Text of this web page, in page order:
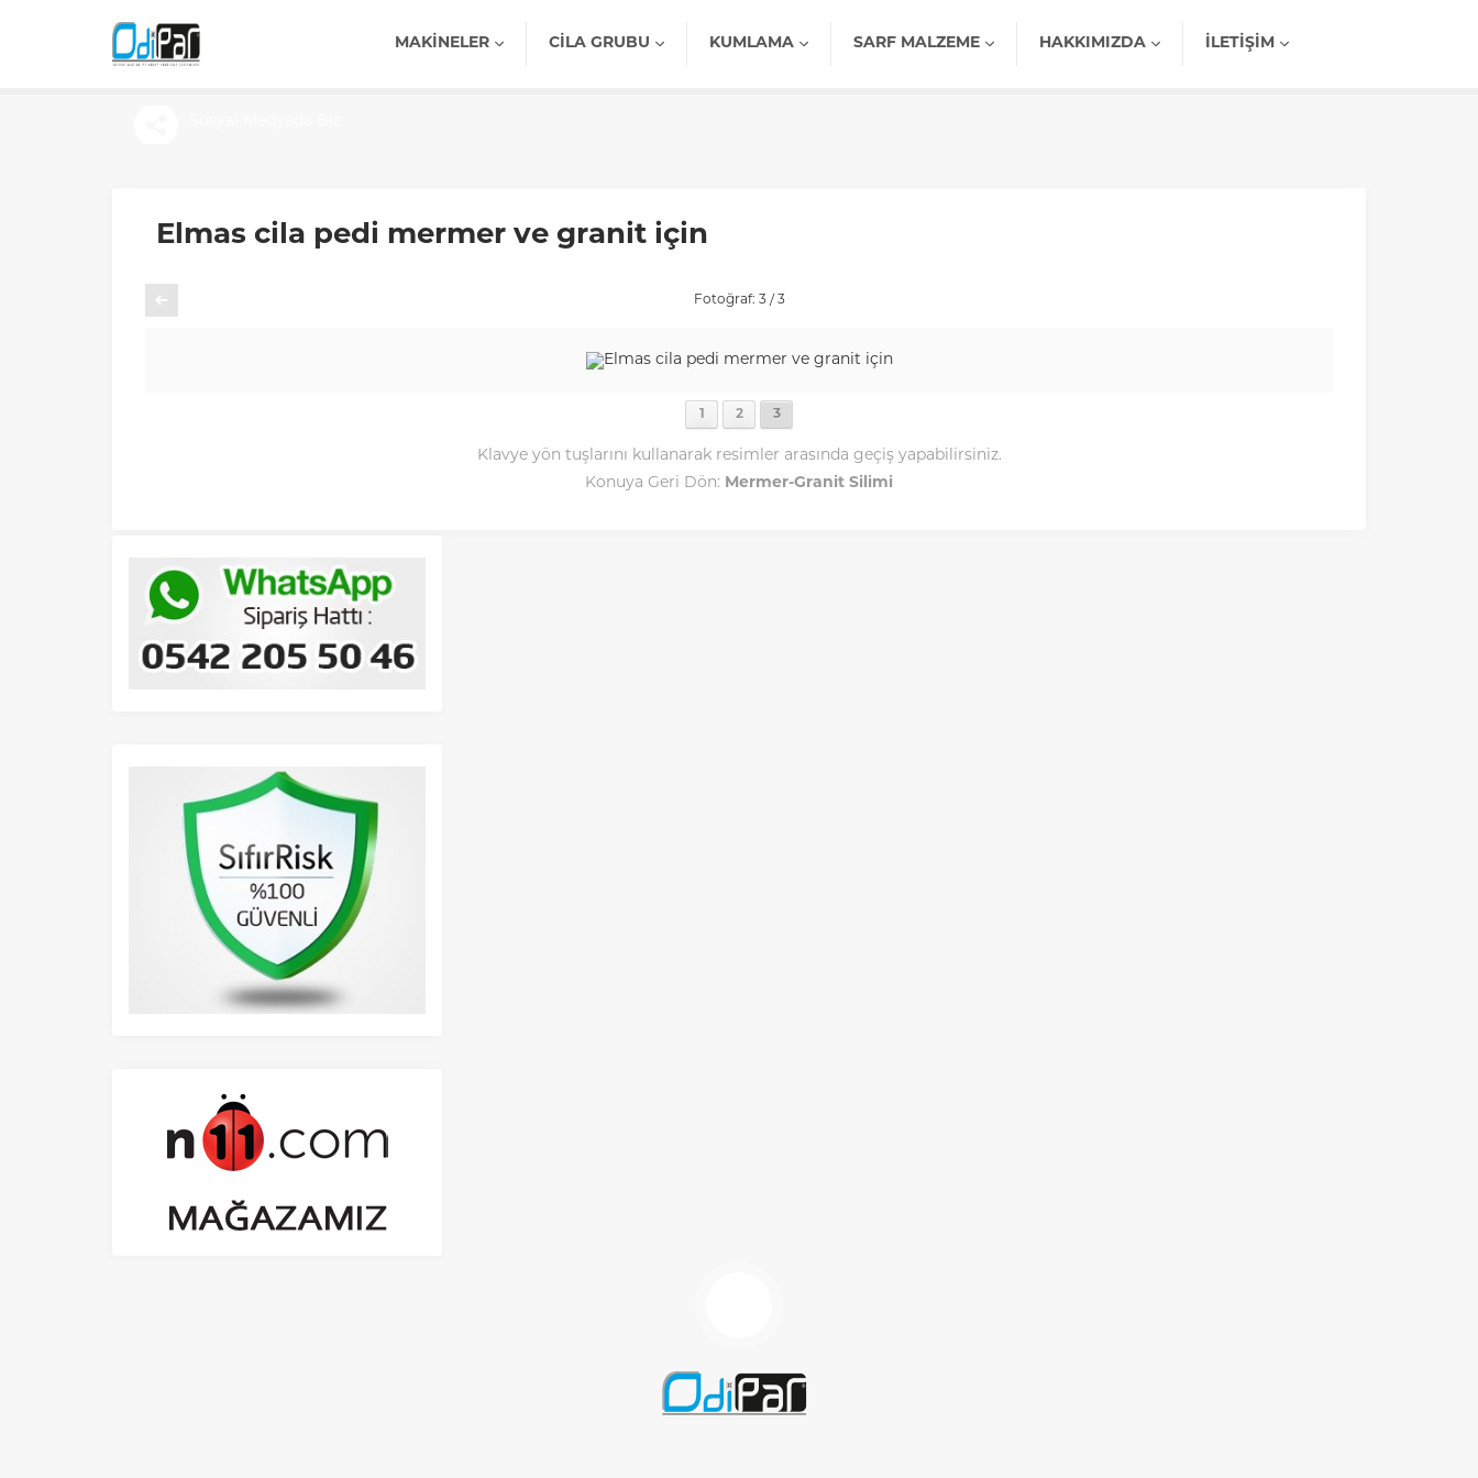
MAKINELER CILA GRUBU KUMLAMA SARF MALZEME HAKKIMIZDA İLETIŞIM
Elmas cila pedi mermer ve granit için
Fotoğraf: 3 / 3
1 2 3
Klavye yön tuşlarını kullanarak resimler arasında geçiş yapabilirsiniz.
Konuya Geri Dön: Mermer-Granit Silimi